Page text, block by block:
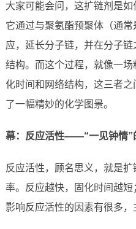
大家可能会问，这扩链剂是如
它通过与聚氨酯预聚体（通
应，延长分子链，并在分子
结构。而这个过程，就像一场
化时间和网络结构，这三者
了一幅精妙的化学图景。
幕：反应活性——“一见钟情”
反应活性，顾名思义，就是扩
率。反应越快，固化时间越短
影响反应活性的因素有很多，